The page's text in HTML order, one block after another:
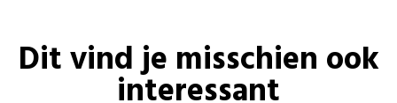
Dit vind je misschien ook
interessant